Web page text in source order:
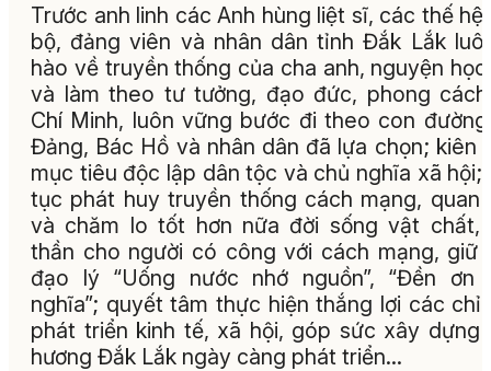
Trước anh linh các Anh hùng liệt sĩ, các thế hệ
bộ, đảng viên và nhân dân tỉnh Đắk Lắk
hào về truyền thống của cha anh, nguyện
và làm theo tư tưởng, đạo đức, phong
Chí Minh, luôn vững bước đi theo con
Đảng, Bác Hồ và nhân dân đã lựa chọn; kiên
mục tiêu độc lập dân tộc và chủ nghĩa xã hội;
tục phát huy truyền thống cách mạng, quan
và chăm lo tốt hơn nữa đời sống vật chất,
thần cho người có công với cách mạng, giữ
đạo lý “Uống nước nhớ nguồn”, “Đền ơn
nghĩa”; quyết tâm thực hiện thắng lợi các chỉ
phát triển kinh tế, xã hội, góp sức xây dựng
hương Đắk Lắk ngày càng phát triển…